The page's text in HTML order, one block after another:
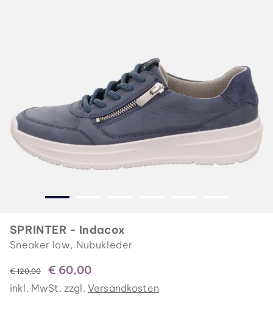
SPRINTER - Indacox
Sneaker low, Nubukleder
statt
€ 120,00 € 60,00
inkl. MwSt. zzgl. Versandkosten